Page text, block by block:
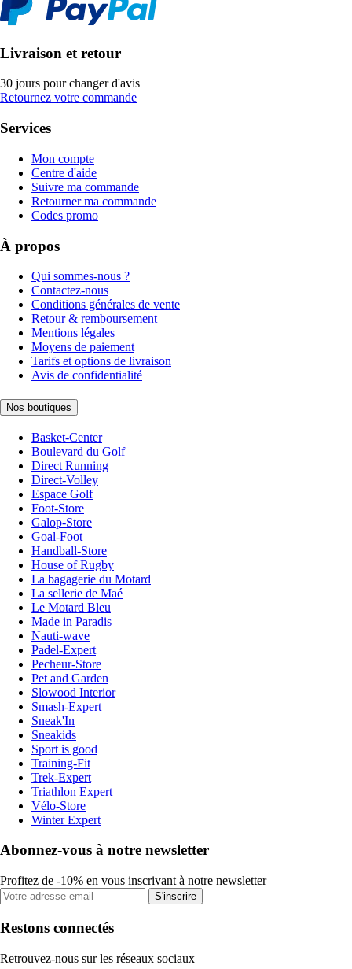
Livraison et retour
30 jours pour changer d'avis
Retournez votre commande
Services
Mon compte
Centre d'aide
Suivre ma commande
Retourner ma commande
Codes promo
À propos
Qui sommes-nous ?
Contactez-nous
Conditions générales de vente
Retour & remboursement
Mentions légales
Moyens de paiement
Tarifs et options de livraison
Avis de confidentialité
Nos boutiques
Basket-Center
Boulevard du Golf
Direct Running
Direct-Volley
Espace Golf
Foot-Store
Galop-Store
Goal-Foot
Handball-Store
House of Rugby
La bagagerie du Motard
La sellerie de Maé
Le Motard Bleu
Made in Paradis
Nauti-wave
Padel-Expert
Pecheur-Store
Pet and Garden
Slowood Interior
Smash-Expert
Sneak'In
Sneakids
Sport is good
Training-Fit
Trek-Expert
Triathlon Expert
Vélo-Store
Winter Expert
Abonnez-vous à notre newsletter
Profitez de -10% en vous inscrivant à notre newsletter
S'inscrire
Restons connectés
Retrouvez-nous sur les réseaux sociaux